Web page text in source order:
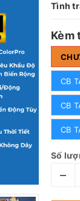
Tình
Kèm
CB
CB
CB
Số
–